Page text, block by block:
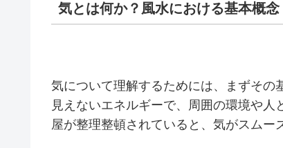
気とは何か？風水における基本概念
気について理解するためには、まずその
見えないエネルギーで、周囲の環境や
屋が整理整頓されていると、気がスムー